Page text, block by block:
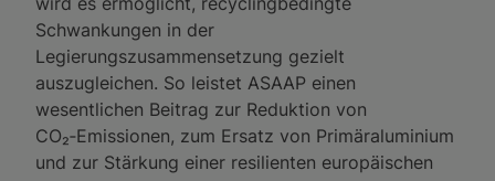
Schwankungen in der
Legierungszusammensetzung gezielt
auszugleichen. So leistet ASAAP einen
wesentlichen Beitrag zur Reduktion von
CO₂‑Emissionen, zum Ersatz von Primäraluminium
und zur Stärkung einer resilienten europäischen